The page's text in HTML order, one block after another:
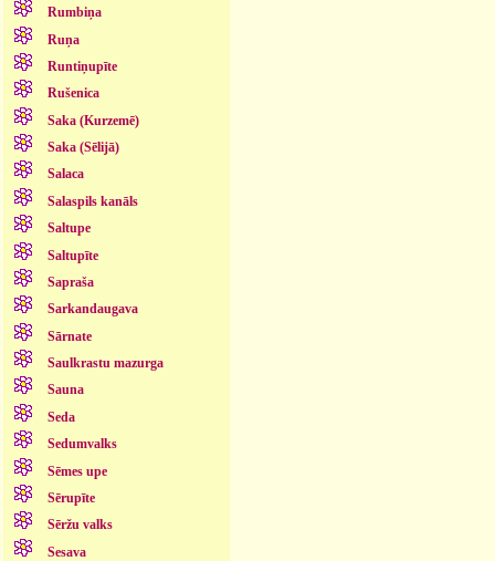
Rumbiņa
Ruņa
Runtiņupīte
Rušenica
Saka (Kurzemē)
Saka (Sēlijā)
Salaca
Salaspils kanāls
Saltupe
Saltupīte
Sapraša
Sarkandaugava
Sārnate
Saulkrastu mazurga
Sauna
Seda
Sedumvalks
Sēmes upe
Sērupīte
Sēržu valks
Sesava